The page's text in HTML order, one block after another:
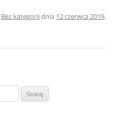
Bez kategoriidnia 12 czerwca 2019,